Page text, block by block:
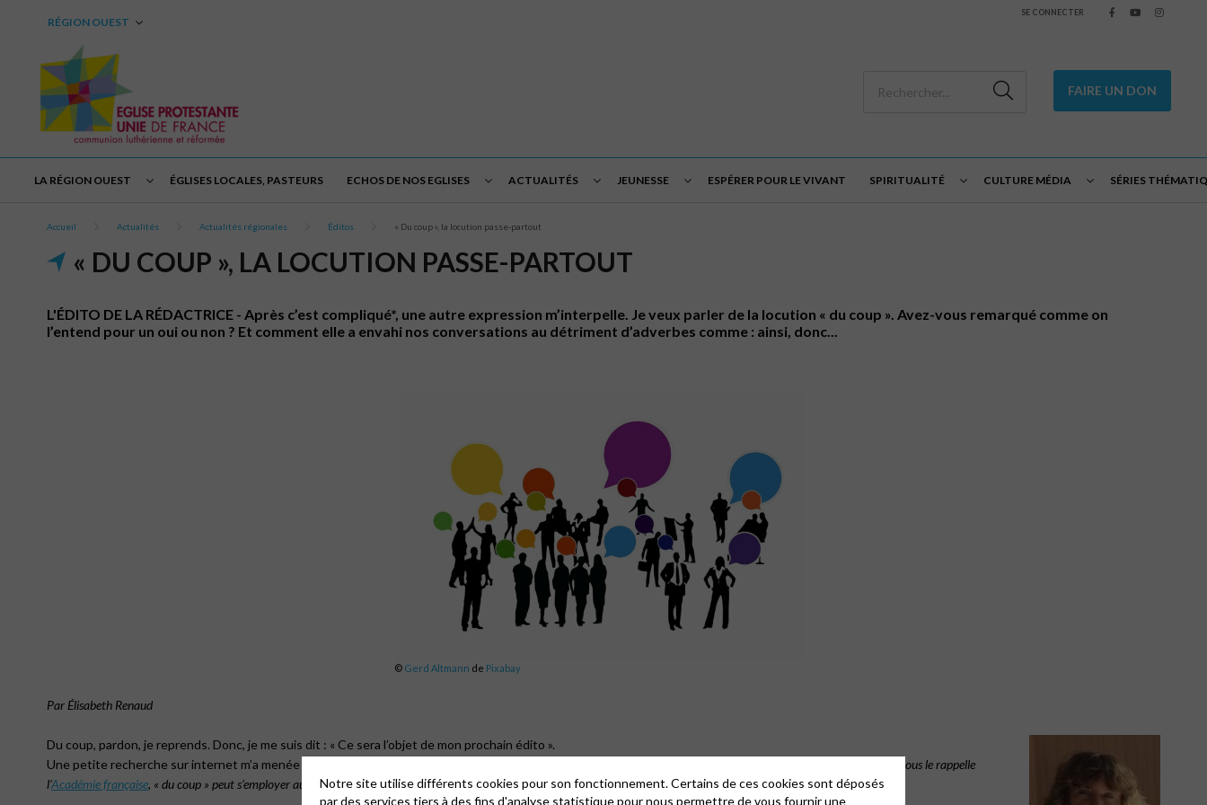
RÉGION OUEST
SE CONNECTER
FAIRE UN DON
LA RÉGION OUEST ÉGLISES LOCALES, PASTEURS ECHOS DE NOS EGLISES ACTUALITÉS JEUNESSE ESPÉRER POUR LE VIVANT SPIRITUALITÉ CULTURE MÉDIA SÉRIES
Accueil Actualités Actualités régionales Éditos « Du coup », la locution passe-partout
« DU COUP », LA LOCUTION PASSE-PARTOUT
L'ÉDITO DE LA RÉDACTRICE - Après c’est compliqué*, une autre expression m’interpelle. Je veux parler de la locution « du coup ». Avez-vous remarqué comme on
l’entend pour un oui ou non ? Et comment elle a envahi nos conversations au détriment d’adverbes comme : ainsi, donc...
© Gerd Altmann de Pixabay
Par Élisabeth Renaud
Du coup, pardon, je reprends. Donc, je me suis dit : « Ce sera l’objet de mon prochain édito ».
Une petite recherche sur internet m’a menée sur le site du
À l’origine l’expression n’est pas incorrecte. Ainsi que nous le rappelle
l’Académie française, « du coup » peut s’employer au sens propre.Notre site utilise différents cookies pour son fonctionnement. Certains de ces cookies sont déposés
par des services tiers à des fins d'analyse statistique pour nous permettre de vous fournir une